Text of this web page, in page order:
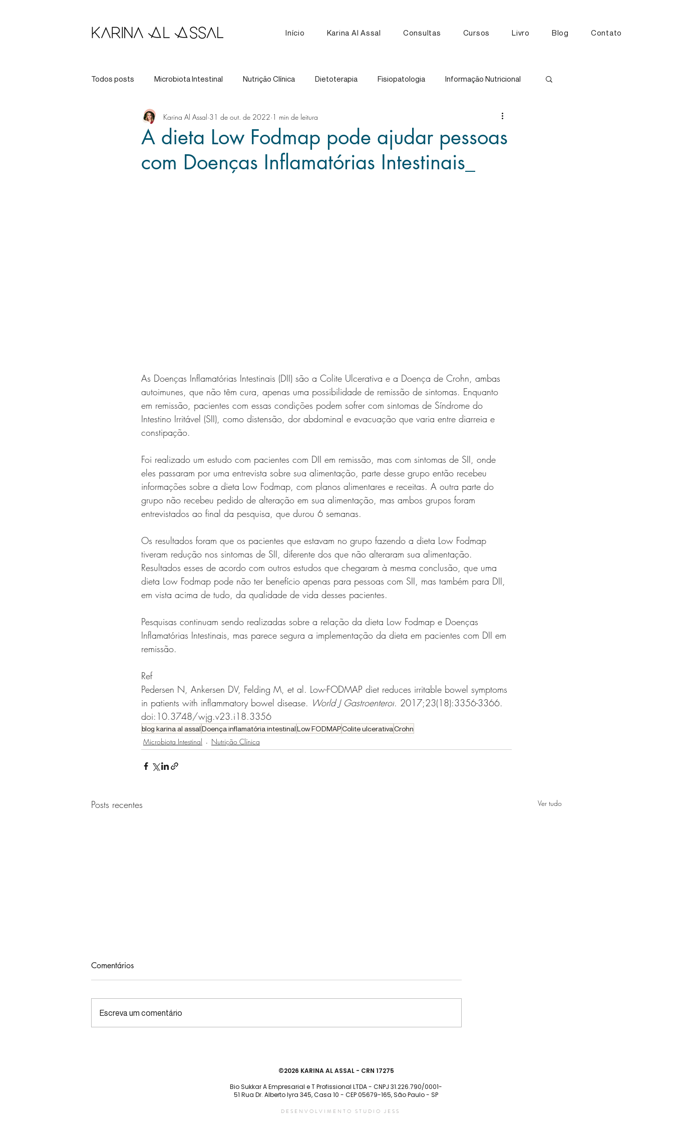
Início Karina Al Assal Consultas Cursos Livro Blog Contato
Todos posts Microbiota Intestinal Nutrição Clínica Dietoterapia Fisiopatologia Informação Nutricional
Longevidade Tratamento Nutrição Esportiva
A dieta Low Fodmap pode ajudar pessoas
com Doenças Inflamatórias Intestinais_
Karina Al Assal 31 de out. de 2022 1 min de leitura
As Doenças Inflamatórias Intestinais (DII) são a Colite Ulcerativa e a Doença de Crohn, ambas
autoimunes, que não têm cura, apenas uma possibilidade de remissão de sintomas. Enquanto
em remissão, pacientes com essas condições podem sofrer com sintomas de Síndrome do
Intestino Irritável (SII), como distensão, dor abdominal e evacuação que varia entre diarreia e
constipação.
Foi realizado um estudo com pacientes com DII em remissão, mas com sintomas de SII, onde
eles passaram por uma entrevista sobre sua alimentação, parte desse grupo então recebeu
informações sobre a dieta Low Fodmap, com planos alimentares e receitas. A outra parte do
grupo não recebeu pedido de alteração em sua alimentação, mas ambos grupos foram
entrevistados ao final da pesquisa, que durou 6 semanas.
Os resultados foram que os pacientes que estavam no grupo fazendo a dieta Low Fodmap
tiveram redução nos sintomas de SII, diferente dos que não alteraram sua alimentação.
Resultados esses de acordo com outros estudos que chegaram à mesma conclusão, que uma
dieta Low Fodmap pode não ter benefício apenas para pessoas com SII, mas também para DII,
em vista acima de tudo, da qualidade de vida desses pacientes.
Pesquisas continuam sendo realizadas sobre a relação da dieta Low Fodmap e Doenças
Inflamatórias Intestinais, mas parece segura a implementação da dieta em pacientes com DII em
remissão.
Ref
Pedersen N, Ankersen DV, Felding M, et al. Low-FODMAP diet reduces irritable bowel symptoms
in patients with inflammatory bowel disease. World J Gastroenterol. 2017;23(18):3356-3366.
doi:10.3748/wjg.v23.i18.3356
blog karina al assalDoença inflamatória intestinalLow FODMAPColite ulcerativaCrohn
Microbiota Intestinal Nutrição Clínica
Posts recentes Ver tudo
Comentários
Escreva um comentário
©2026 KARINA AL ASSAL - CRN 17275
Bio Sukkar A Empresarial e T Profissional LTDA - CNPJ 31.226.790/0001-
51 Rua Dr. Alberto lyra 345, Casa 10 - CEP 05679-165, São Paulo - SP
DESENVOLVIMENTO STUDIO JESS